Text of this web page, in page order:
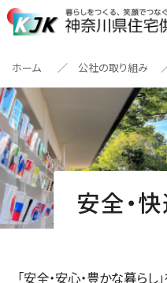
ホーム 公社の取り組み
安全・
「安全・安心・豊かな暮らし